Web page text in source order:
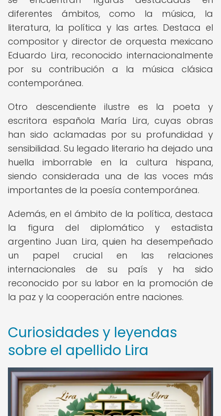
diferentes ámbitos, como la música, la
literatura, la política y las artes. Destaca el
compositor y director de orquesta mexicano
Eduardo Lira, reconocido internacionalmente
por su contribución a la música clásica
contemporánea.
Otro descendiente ilustre es la poeta y
escritora española María Lira, cuyas obras
han sido aclamadas por su profundidad y
sensibilidad. Su legado literario ha dejado una
huella imborrable en la cultura hispana,
siendo considerada una de las voces más
importantes de la poesía contemporánea.
Además, en el ámbito de la política, destaca
la figura del diplomático y estadista
argentino Juan Lira, quien ha desempeñado
un papel crucial en las relaciones
internacionales de su país y ha sido
reconocido por su labor en la promoción de
la paz y la cooperación entre naciones.
Curiosidades y leyendas
sobre el apellido Lira